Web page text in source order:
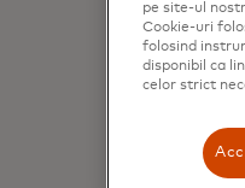
pe site-ul
Cookie-uri
folosind
disponibil ca
celor strict